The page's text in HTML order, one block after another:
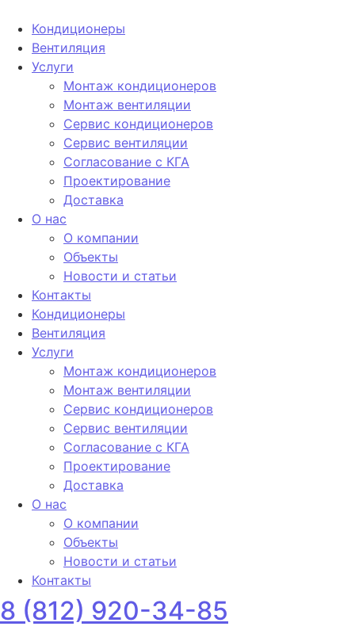
Кондиционеры
Вентиляция
Услуги
Монтаж кондиционеров
Монтаж вентиляции
Сервис кондиционеров
Сервис вентиляции
Согласование с КГА
Проектирование
Доставка
О нас
О компании
Объекты
Новости и статьи
Контакты
Кондиционеры
Вентиляция
Услуги
Монтаж кондиционеров
Монтаж вентиляции
Сервис кондиционеров
Сервис вентиляции
Согласование с КГА
Проектирование
Доставка
О нас
О компании
Объекты
Новости и статьи
Контакты
8 (812) 920-34-85